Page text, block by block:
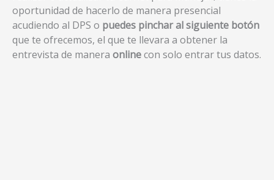
oportunidad de hacerlo de manera presencial
acudiendo al DPS o puedes pinchar al siguiente botón
que te ofrecemos, el que te llevara a obtener la
entrevista de manera onlinecon solo entrar tus datos.